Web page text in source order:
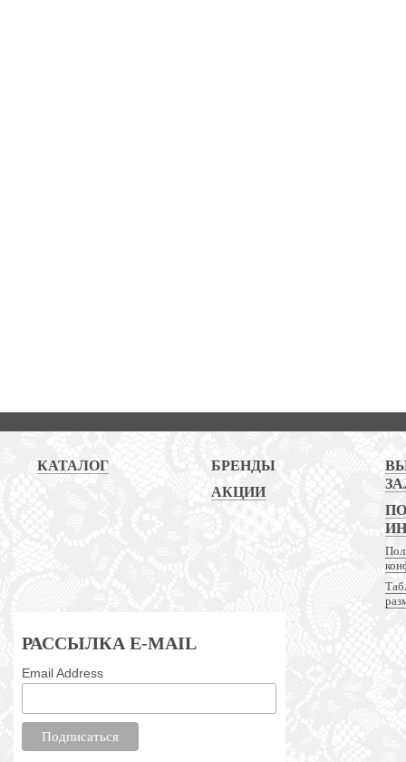
КАТАЛОГ
БРЕНДЫ
АКЦИИ
РАССЫЛКА E-MAIL
Email Address